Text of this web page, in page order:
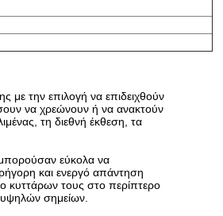
με την επιλογή να επιδειχθούν
να χρεώνουν ή να ανακτούν
τη διεθνή έκθεση, τα
μπορούσαν εύκολα να
και ενεργό απάντηση
κυττάρων τους στο περίπτερο
υψηλών σημείων.